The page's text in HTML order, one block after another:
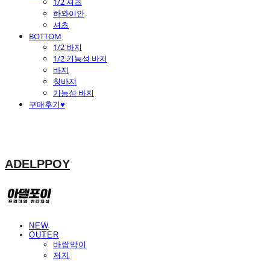
하와이안
셔츠
BOTTOM
1/2 바지
1/2 기능성 바지
바지
청바지
기능성 바지
구매후기♥
ADELPPOY
NEW
OUTER
바람막이
저지